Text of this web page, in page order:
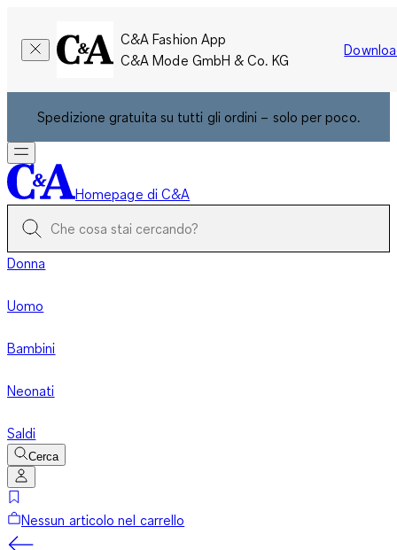
C&A Fashion App
C&A Mode GmbH & Co. KG
Spedizione gratuita su tutti gli ordini – solo per poco.
Homepage di C&A
Donna
Uomo
Bambini
Neonati
Saldi
Cerca
Nessun articolo nel carrello